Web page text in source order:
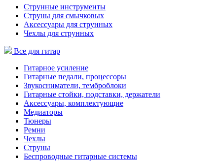
Струнные инструменты
Струны для смычковых
Аксессуары для струнных
Чехлы для струнных
Все для гитар
Гитарное усиление
Гитарные педали, процессоры
Звукосниматели, темброблоки
Гитарные стойки, подставки, держатели
Аксессуары, комплектующие
Медиаторы
Тюнеры
Ремни
Чехлы
Струны
Беспроводные гитарные системы